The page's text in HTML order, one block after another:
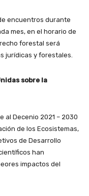
encuentros durante
mes, en el horario de
forestal será
jurídicas y forestales.
sobre la
al Decenio 2021 – 2030
de los Ecosistemas,
de Desarrollo
han
impactos del